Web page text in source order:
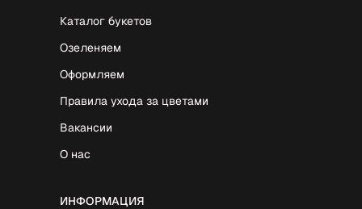
Каталог букетов
Озеленяем
Оформляем
Правила ухода за цветами
Вакансии
О нас
ИНФОРМАЦИЯ